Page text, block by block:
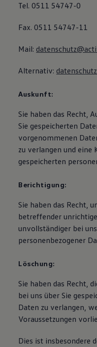
Tel. 0511 54747-0
Fax. 0511 54747-11
Mail:
Alternativ:
Auskunft:
Sie haben das Recht,
Sie gespeicherten
vorgenommenen
zu verlangen und eine
gespeicherten
Berichtigung:
Sie haben das Recht,
betreffender
unvollständiger bei
personenbezogener
Löschung:
Sie haben das Recht,
bei uns über Sie
Daten zu verlangen,
Voraussetzungen
Dies ist insbesondere